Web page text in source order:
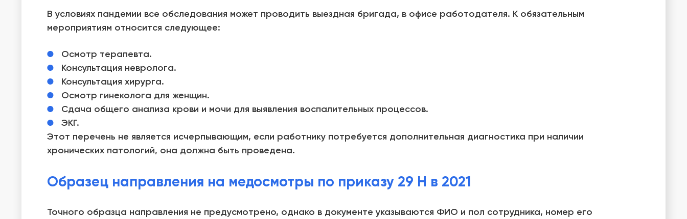
В условиях пандемии все обследования может проводить выездная бригада, в офисе работодателя. К обязательным
мероприятиям относится следующее:
Осмотр терапевта.
Консультация невролога.
Консультация хирурга.
Осмотр гинеколога для женщин.
Сдача общего анализа крови и мочи для выявления воспалительных процессов.
ЭКГ.
Этот перечень не является исчерпывающим, если работнику потребуется дополнительная диагностика при наличии
хронических патологий, она должна быть проведена.
Образец направления на медосмотры по приказу 29 Н в 2021
Точного образца направления не предусмотрено, однако в документе указываются ФИО и пол сотрудника, номер его